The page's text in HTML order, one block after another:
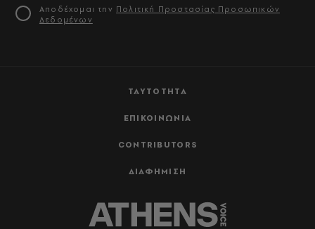
ΤΑΥΤΟΤΗΤΑ
ΕΠΙΚΟΙΝΩΝΙΑ
CONTRIBUTORS
ΔΙΑΦΗΜΙΣΗ
Αποδέχομαι την Πολιτική Προστασίας Προσωπικών
Δεδομένων